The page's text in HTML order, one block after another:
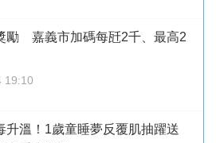
勵 嘉義市加碼每瓩2千、最高2
19:10
升溫！1歲童睡夢反覆肌抽躍送